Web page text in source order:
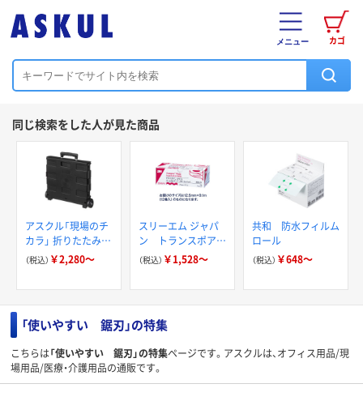
カゴ
メニュー
同じ検索をした人が見た商品
アスクル「現場のチ
カラ」 折りたたみコ
ンテナキャリーカー
（税込） ￥2,280～
スリーエム ジャパ
ン トランスポア
ホワイト サージカ
（税込） ￥1,528～
共和 防水フィルム
ロール
（税込） ￥648～
「使いやすい 鋸刃」の特集
こちらは「使いやすい 鋸刃」の特集ページです。アスクルは、オフィス用品/現
場用品/医療・介護用品の通販です。